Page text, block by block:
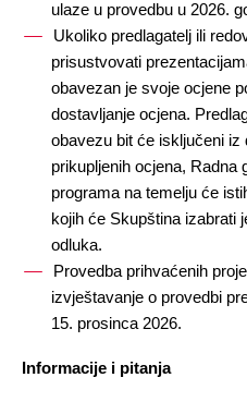
ulaze u provedbu u 2026.
Ukoliko predlagatelj ili
prisustvovati
obavezan je svoje ocjene
dostavljanje ocjena.
obavezu bit će isključeni iz
prikupljenih ocjena, Radna
programa na temelju će
kojih će Skupština izabrati
odluka.
Provedba prihvaćenih
izvještavanje o provedbi
15. prosinca 2026.
Informacije i pitanja